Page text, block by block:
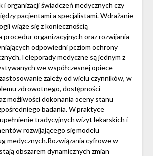
i organizacji świadczeń medycznych czy
pacjentami a specjalistami. Wdrażanie
wiąże się z koniecznością
organizacyjnych oraz rozwijania
odpowiedni poziom ochrony
medyczne są jednym z
we współczesnej opiece
zależy od wielu czynników, w
zdrowotnego, dostępności
możliwości dokonania oceny stanu
badania. W praktyce
tradycyjnych wizyt lekarskich i
rozwijającego się modelu
medycznych.Rozwiązania cyfrowe w
obszarem dynamicznych zmian